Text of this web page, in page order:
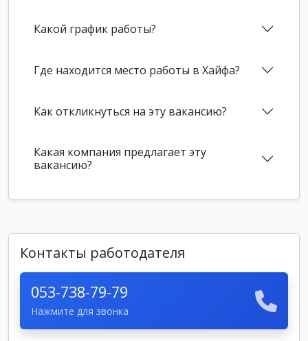
Какой график работы?
Где находится место работы в Хайфа?
Как откликнуться на эту вакансию?
Какая компания предлагает эту
вакансию?
Контакты работодателя
053-738-79-79
Нажмите для звонка